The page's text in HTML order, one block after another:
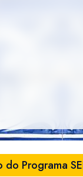
do Programa